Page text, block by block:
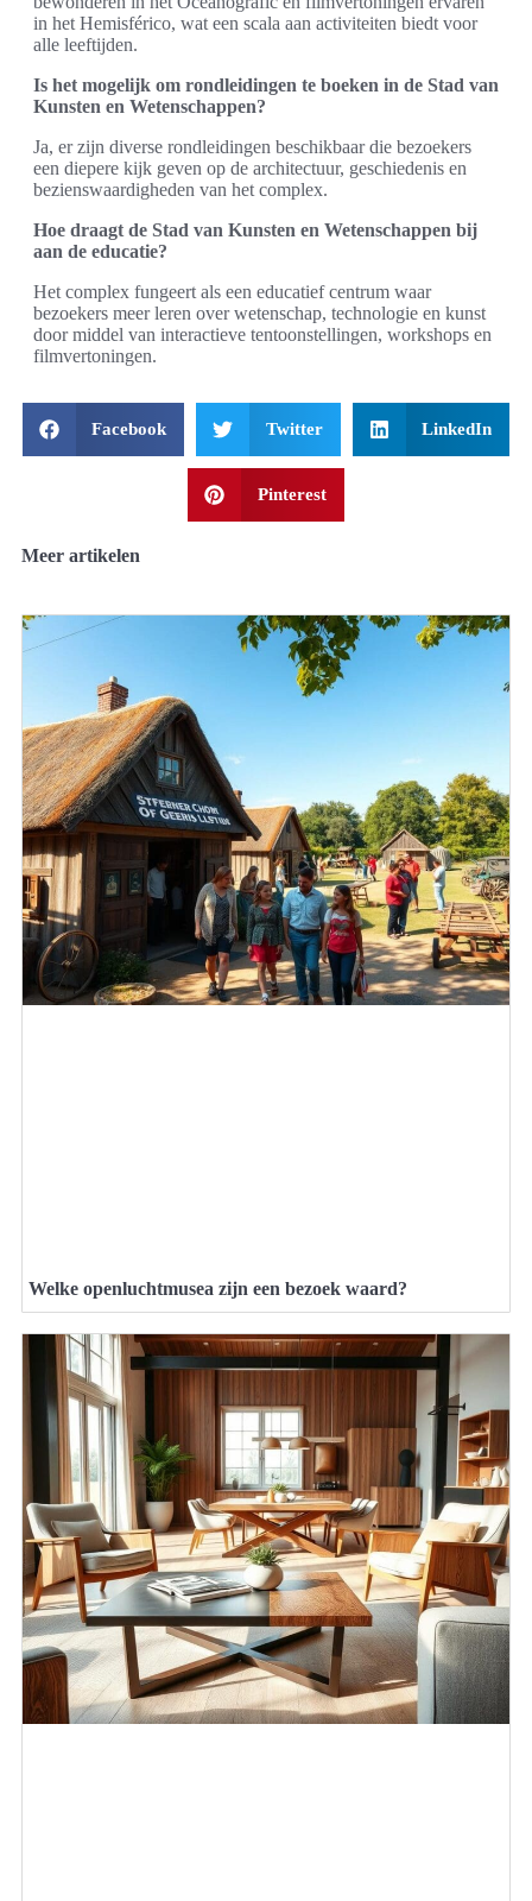
in het Hemisférico, wat een scala aan activiteiten biedt voor
alle leeftijden.
Is het mogelijk om rondleidingen te boeken in de Stad van
Kunsten en Wetenschappen?
Ja, er zijn diverse rondleidingen beschikbaar die bezoekers
een diepere kijk geven op de architectuur, geschiedenis en
bezienswaardigheden van het complex.
Hoe draagt de Stad van Kunsten en Wetenschappen bij
aan de educatie?
Het complex fungeert als een educatief centrum waar
bezoekers meer leren over wetenschap, technologie en kunst
door middel van interactieve tentoonstellingen, workshops en
filmvertoningen.
Facebook Twitter LinkedIn
Pinterest
Meer artikelen
Welke openluchtmusea zijn een bezoek waard?